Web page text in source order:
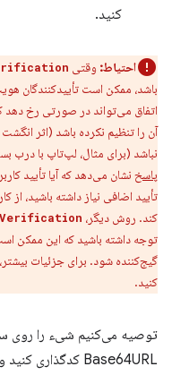
کنید.
احتیاط: وقتی
باشد، ممکن است تأییدکنندگان
اتفاق می‌تواند در صورتی رخ دهد
آن را تنظیم نکرده باشد (اثر
نباشد (برای مثال، لپ‌تاپ با درب
پاسخ نشان می‌دهد که آیا تأیید
تأیید اضافی نیاز داشته باشید، از
کند. روش دیگر،
توجه داشته باشید که این ممکن
گیج‌کننده شود. برای جزئیات
کنید.